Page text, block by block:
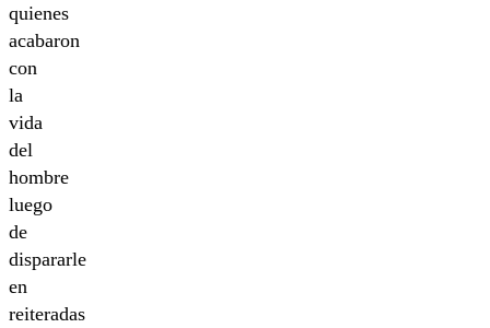
quienes
acabaron
con
la
vida
del
hombre
luego
de
dispararle
en
reiteradas